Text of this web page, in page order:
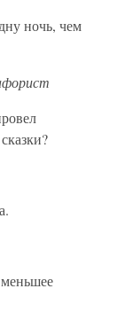
ночь, чем